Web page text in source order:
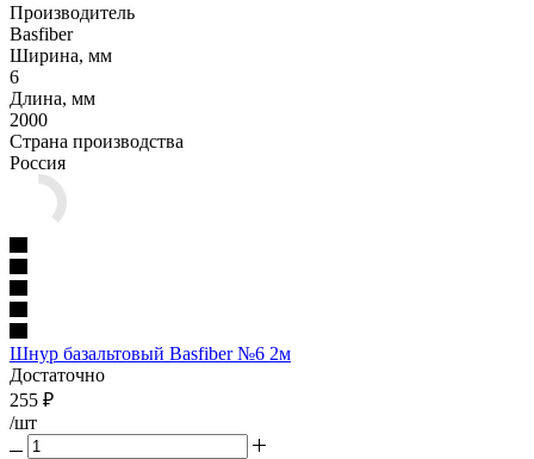
Производитель
Basfiber
Ширина, мм
6
Длина, мм
2000
Страна производства
Россия
Шнур базальтовый Basfiber №6 2м
Достаточно
255 ₽
/шт